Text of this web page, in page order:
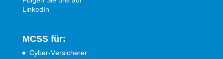
LinkedIn
MCSS für:
Cyber-Versicherer